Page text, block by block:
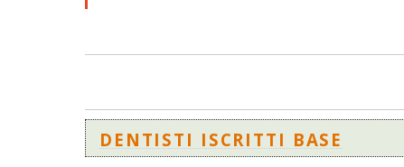
DENTISTI ISCRITTI BASE